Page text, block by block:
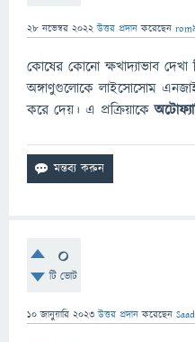
28 নভেম্বর 2022 উত্তর প্রদান করেছেন
কোষের কোনো ক্ষখাদ্যাভাব
অঙ্গাণুগুলোকে লাইসোসোম
করে দেয়। এ প্রক্রিয়াকে
0
টি ভোট
10 জানুয়ারি 2023 উত্তর প্রদান করেছেন